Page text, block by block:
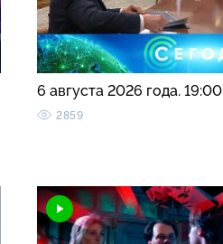
6 августа 2026 года. 19:00
2859